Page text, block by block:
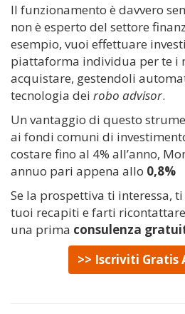
Il funzionamento è davvero
non è esperto del settore
esempio, vuoi effettuare
piattaforma individua per te i
acquistare, gestendoli
tecnologia dei robo advisor.
Un vantaggio di questo
ai fondi comuni di
costare fino al 4% all’anno,
annuo pari appena allo 0,8%
Se la prospettiva ti interessa,
tuoi recapiti e farti
una prima consulenza
>> Iscriviti Gratis